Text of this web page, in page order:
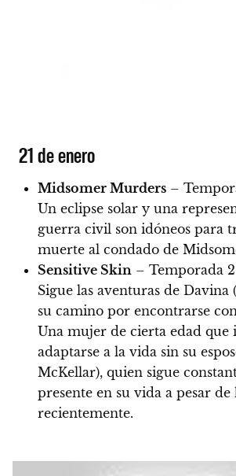
21 de enero
Midsomer Murders –
Un eclipse solar y una
guerra civil son idóneos para
muerte al condado de
Sensitive Skin – Temporada 2
Sigue las aventuras de
su camino por encontrarse
Una mujer de cierta edad que
adaptarse a la vida sin su
McKellar), quien sigue
presente en su vida a pesar
recientemente.